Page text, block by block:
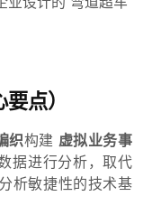
点）
织构建 虚拟业务事
据进行分析，取代
析敏捷性的技术基